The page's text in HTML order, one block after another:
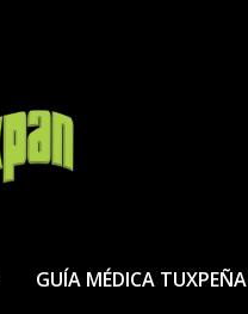
GUÍA MÉDICA TUXPEÑA